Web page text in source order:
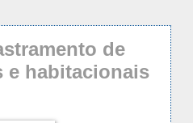
de
e habitacionais